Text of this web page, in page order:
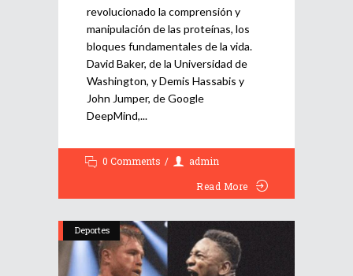
revolucionado la comprensión y
manipulación de las proteínas, los
bloques fundamentales de la vida.
David Baker, de la Universidad de
Washington, y Demis Hassabis y
John Jumper, de Google
DeepMind,
0 Comments
admin
Read More
Deportes